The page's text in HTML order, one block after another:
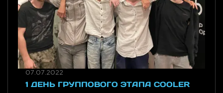
07.07.2022
1 ДЕНЬ ГРУППОВОГО ЭТАПА COOLER